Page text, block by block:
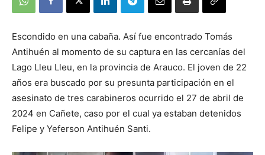
Escondido en una cabaña. Así fue encontrado Tomás
Antihuén al momento de su captura en las cercanías del
Lago Lleu Lleu, en la provincia de Arauco. El joven de 22
años era buscado por su presunta participación en el
asesinato de tres carabineros ocurrido el 27 de abril de
2024 en Cañete, caso por el cual ya estaban detenidos
Felipe y Yeferson Antihuén Santi.